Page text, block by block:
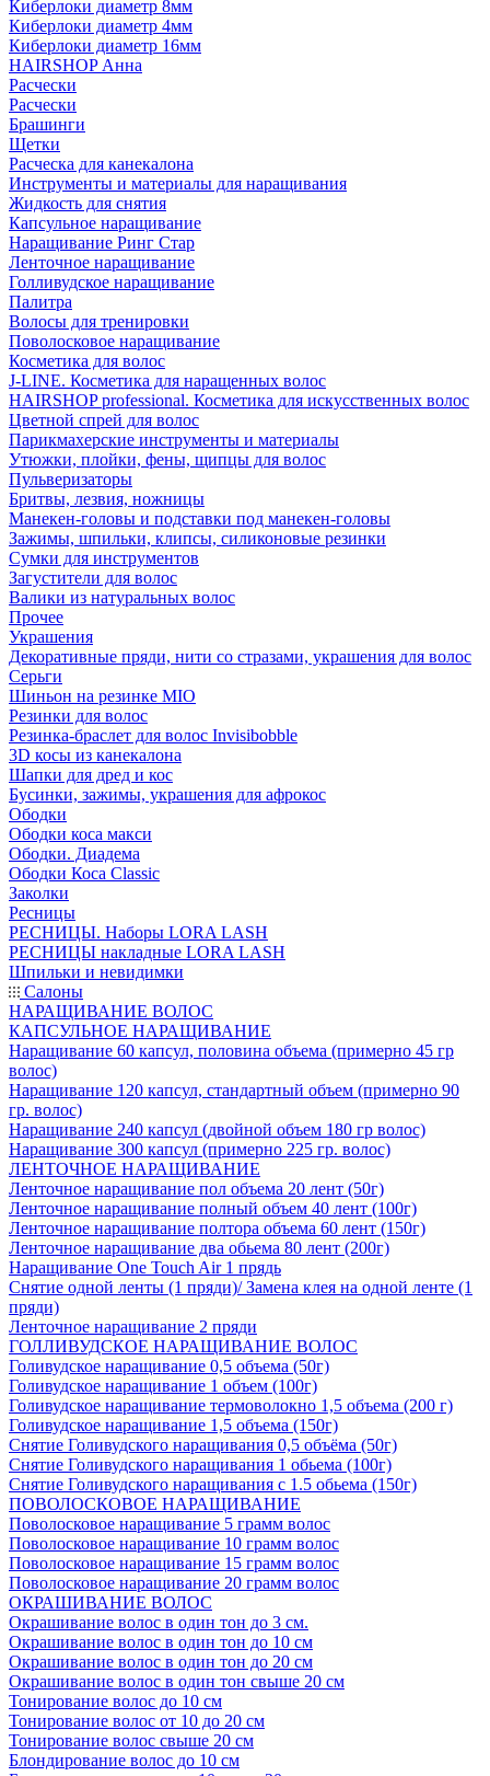
Киберлоки диаметр 8мм
Киберлоки диаметр 4мм
Киберлоки диаметр 16мм
HAIRSHOP Анна
Расчески
Расчески
Брашинги
Щетки
Расческа для канекалона
Инструменты и материалы для наращивания
Жидкость для снятия
Капсульное наращивание
Наращивание Ринг Стар
Ленточное наращивание
Голливудское наращивание
Палитра
Волосы для тренировки
Поволосковое наращивание
Косметика для волос
J-LINE. Косметика для наращенных волос
HAIRSHOP professional. Косметика для искусственных волос
Цветной спрей для волос
Парикмахерские инструменты и материалы
Утюжки, плойки, фены, щипцы для волос
Пульверизаторы
Бритвы, лезвия, ножницы
Манекен-головы и подставки под манекен-головы
Зажимы, шпильки, клипсы, силиконовые резинки
Сумки для инструментов
Загустители для волос
Валики из натуральных волос
Прочее
Украшения
Декоративные пряди, нити со стразами, украшения для волос
Серьги
Шиньон на резинке MIO
Резинки для волос
Резинка-браслет для волос Invisibobble
3D косы из канекалона
Шапки для дред и кос
Бусинки, зажимы, украшения для афрокос
Ободки
Ободки коса макси
Ободки. Диадема
Ободки Коса Classic
Заколки
Ресницы
РЕСНИЦЫ. Наборы LORA LASH
РЕСНИЦЫ накладные LORA LASH
Шпильки и невидимки
Салоны
НАРАЩИВАНИЕ ВОЛОС
КАПСУЛЬНОЕ НАРАЩИВАНИЕ
Наращивание 60 капсул, половина объема (примерно 45 гр
волос)
Наращивание 120 капсул, стандартный объем (примерно 90
гр. волос)
Наращивание 240 капсул (двойной объем 180 гр волос)
Наращивание 300 капсул (примерно 225 гр. волос)
ЛЕНТОЧНОЕ НАРАЩИВАНИЕ
Ленточное наращивание пол объема 20 лент (50г)
Ленточное наращивание полный объем 40 лент (100г)
Ленточное наращивание полтора объема 60 лент (150г)
Ленточное наращивание два обьема 80 лент (200г)
Наращивание One Touch Air 1 прядь
Снятие одной ленты (1 пряди)/ Замена клея на одной ленте (1
пряди)
Ленточное наращивание 2 пряди
ГОЛЛИВУДСКОЕ НАРАЩИВАНИЕ ВОЛОС
Голивудское наращивание 0,5 объема (50г)
Голивудское наращивание 1 объем (100г)
Голивудское наращивание термоволокно 1,5 объема (200 г)
Голивудское наращивание 1,5 объема (150г)
Снятие Голивудского наращивания 0,5 объёма (50г)
Снятие Голивудского наращивания 1 обьема (100г)
Снятие Голивудского наращивания с 1.5 обьема (150г)
ПОВОЛОСКОВОЕ НАРАЩИВАНИЕ
Поволосковое наращивание 5 грамм волос
Поволосковое наращивание 10 грамм волос
Поволосковое наращивание 15 грамм волос
Поволосковое наращивание 20 грамм волос
ОКРАШИВАНИЕ ВОЛОС
Окрашивание волос в один тон до 3 см.
Окрашивание волос в один тон до 10 см
Окрашивание волос в один тон до 20 см
Окрашивание волос в один тон свыше 20 см
Тонирование волос до 10 см
Тонирование волос от 10 до 20 см
Тонирование волос свыше 20 см
Блондирование волос до 10 см